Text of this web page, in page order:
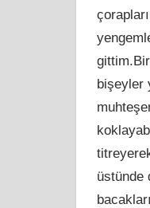
bişeyler
üstünde